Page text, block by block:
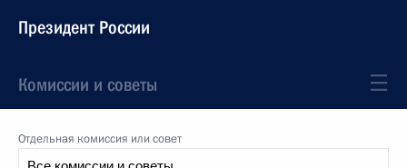
Президент России
Комиссии и советы
Отдельная комиссия или совет